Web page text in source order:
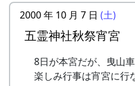
（もみすり
めて持ち帰
案山子コンテスト
子のコンテ
10月17日（日）
2000 年 10 月 7 日 (土)
五霊神社秋祭宵宮
8日が本宮だが、曳山
楽しみ行事は宵宮に行